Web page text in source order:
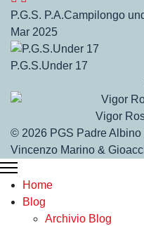
P.G.S. P.A.Campilongo
Mar 2025
P.G.S.Under 17
Vigor
© 2026 PGS Padre
Vincenzo Marino &
Home
Blog
Archivio Blog